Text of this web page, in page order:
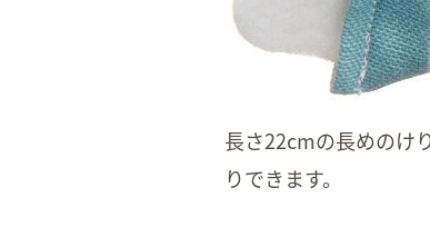
長さ22cmの長めのけ
りできます。